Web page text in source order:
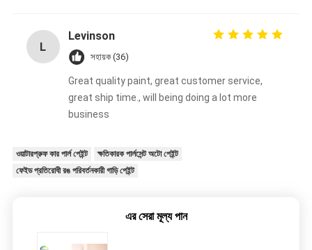
L
Levinson
সহায়ক (36)
Great quality paint, great customer service,
great ship time., will being doing a lot more
business
ওয়াটারপ্রুফ কার পার্ল পেইন্ট
ক্ষতিকারক পার্লসেন্ট অটো পেইন্ট
ফেইড প্রতিরোধী রঙ পরিবর্তনকারী গাড়ি পেইন্ট
এর সেরা মূল্য পান